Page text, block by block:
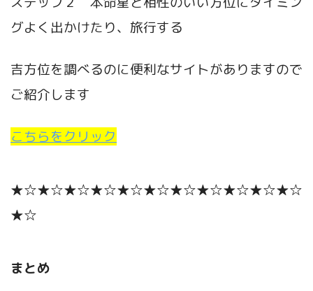
グよく出かけたり、旅行する
吉方位を調べるのに便利なサイトがありますので
ご紹介します
こちらをクリック
★☆★☆★☆★☆★☆★☆★☆★☆★☆★☆★☆
★☆
まとめ